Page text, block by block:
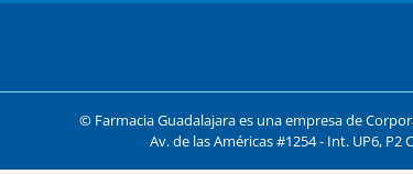
© Farmacia Guadalajara es una empresa de
Av. de las Américas #1254 - Int. UP6, P2